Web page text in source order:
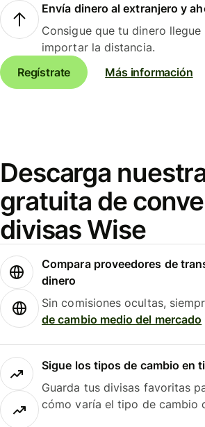
Envía dinero al extranjero y
Consigue que tu dinero llegue
importar la distancia.
Regístrate
Más información
Descarga
gratuita de
divisas Wise
Compara proveedores de
dinero
Sin comisiones ocultas,
de cambio medio del mercado
Sigue los tipos de cambio en
Guarda tus divisas favoritas
cómo varía el tipo de cambio